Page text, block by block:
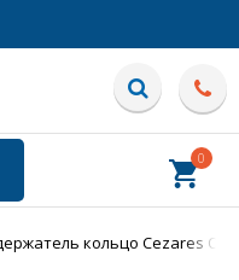
0
кольцо Cezares